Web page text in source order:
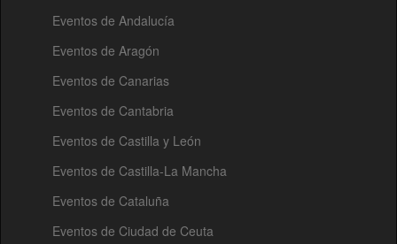
Eventos de Andalucía
Eventos de Aragón
Eventos de Canarias
Eventos de Cantabria
Eventos de Castilla y León
Eventos de Castilla-La Mancha
Eventos de Cataluña
Eventos de Ciudad de Ceuta